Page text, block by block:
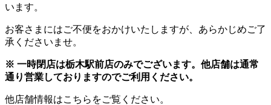
います。
お客さまにはご不便をおかけいたしますが、あらかじめご了
承くださいませ。
※ 一時閉店は栃木駅前店のみでございます。他店舗は通常
通り営業しておりますのでご利用ください。
他店舗情報はこちらをご覧ください。